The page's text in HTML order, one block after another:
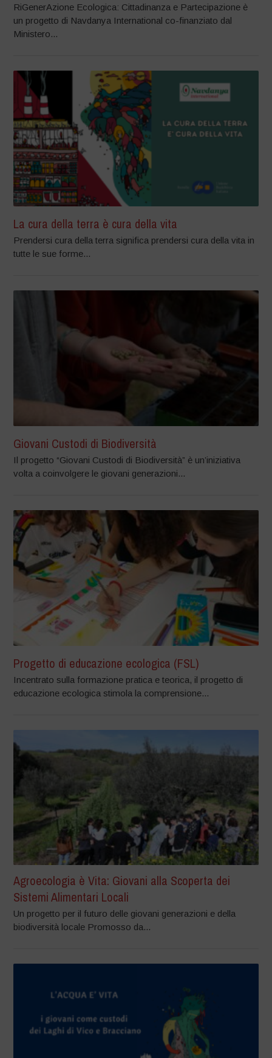
RiGenerAzione Ecologica: Cittadinanza e Partecipazione è
un progetto di Navdanya International co-finanziato dal
Ministero...
La cura della terra è cura della vita
Prendersi cura della terra significa prendersi cura della vita in
tutte le sue forme...
Giovani Custodi di Biodiversità
Il progetto “Giovani Custodi di Biodiversità” è un’iniziativa
volta a coinvolgere le giovani generazioni...
Progetto di educazione ecologica (FSL)
Incentrato sulla formazione pratica e teorica, il progetto di
educazione ecologica stimola la comprensione...
Agroecologia è Vita: Giovani alla Scoperta dei
Sistemi Alimentari Locali
Un progetto per il futuro delle giovani generazioni e della
biodiversità locale Promosso da...